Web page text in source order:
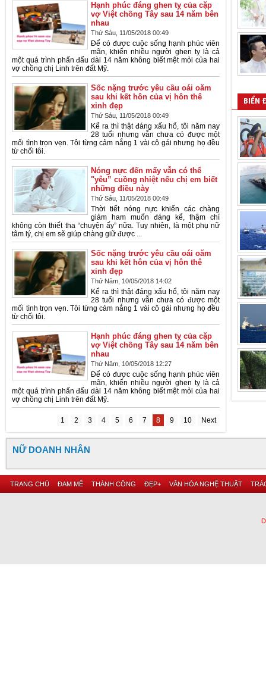
Hạnh phúc đáng ghen tỵ của cặp
vợ Việt chồng Tây sau 14 năm bên
nhau
Thứ Sáu, 11/05/2018 00:49
Để có được cuộc sống hạnh phúc viên
mãn, khiến nhiều người ghen tỵ là cả
một quá trình phấn đấu dài 14 năm không biết mệt mỏi của hai
vợ chồng chị Linh trên đất Mỹ.
Sốc nặng trước yêu cầu oái oăm
sau khi kết hôn của vị hôn thê
xinh đẹp
Thứ Sáu, 11/05/2018 00:49
Kể ra thì thật đáng xấu hổ, tôi năm nay
28 tuổi nhưng vẫn chưa có được một
mối tình trọn vẹn. Tôi từng cảm nắng 1 vài cô gái nhưng họ đều
từ chối tôi.
Nóng nực đến mấy vẫn có thể
"yêu” cuồng nhiệt nếu chị em biết
những điều này
Thứ Sáu, 11/05/2018 00:49
Thời tiết nóng nực khiến các chàng
giảm ham muốn đáng kể, thậm chí
không còn thiết tha “chuyện ấy” nữa. Tuy nhiên, là một phụ nữ
tâm lý, chị em sẽ giúp chàng giữ được ...
Sốc nặng trước yêu cầu oái oăm
sau khi kết hôn của vị hôn thê
xinh đẹp
Thứ Năm, 10/05/2018 14:02
Kể ra thì thật đáng xấu hổ, tôi năm nay
28 tuổi nhưng vẫn chưa có được một
mối tình trọn vẹn. Tôi từng cảm nắng 1 vài cô gái nhưng họ đều
từ chối tôi.
Hạnh phúc đáng ghen tỵ của cặp
vợ Việt chồng Tây sau 14 năm bên
nhau
Thứ Năm, 10/05/2018 12:27
Để có được cuộc sống hạnh phúc viên
mãn, khiến nhiều người ghen tỵ là cả
một quá trình phấn đấu dài 14 năm không biết mệt mỏi của hai
vợ chồng chị Linh trên đất Mỹ.
1 2 3 4 5 6 7 8 9 10 Next
BIỂN
NỮ DOANH NHÂN
TRANG CHỦ ĐAM MÊ THÀNH CÔNG ĐẸP+ VĂN HÓA NGHỆ THUẬT